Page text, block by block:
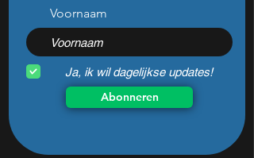
Voornaam
Ja, ik wil dagelijkse updates!
Abonneren